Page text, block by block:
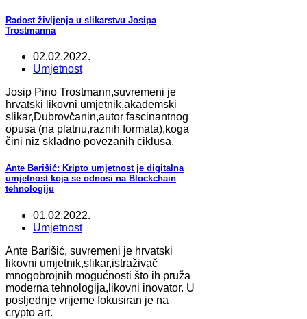
Radost življenja u slikarstvu Josipa
Trostmanna
02.02.2022.
Umjetnost
Josip Pino Trostmann,suvremeni je
hrvatski likovni umjetnik,akademski
slikar,Dubrovčanin,autor fascinantnog
opusa (na platnu,raznih formata),koga
čini niz skladno povezanih ciklusa.
Ante Barišić: Kripto umjetnost je digitalna
umjetnost koja se odnosi na Blockchain
tehnologiju
01.02.2022.
Umjetnost
Ante Barišić, suvremeni je hrvatski
likovni umjetnik,slikar,istraživač
mnogobrojnih mogućnosti što ih pruža
moderna tehnologija,likovni inovator. U
posljednje vrijeme fokusiran je na
crypto art.